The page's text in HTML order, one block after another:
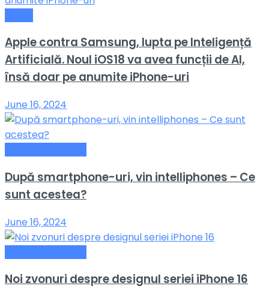
Apple contra Samsung, lupta pe Inteligență
Artificială. Noul iOS18 va avea funcții de AI,
însă doar pe anumite iPhone-uri
June 16, 2024
După smartphone-uri, vin intelliphones – Ce
sunt acestea?
June 16, 2024
Noi zvonuri despre designul seriei iPhone 16